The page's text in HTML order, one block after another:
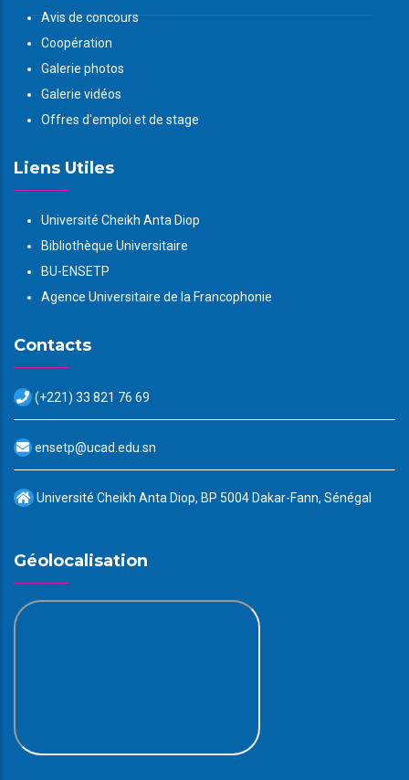
Avis de concours
Coopération
Galerie photos
Galerie vidéos
Offres d'emploi et de stage
Liens Utiles
Université Cheikh Anta Diop
Bibliothèque Universitaire
BU-ENSETP
Agence Universitaire de la Francophonie
Contacts
(+221) 33 821 76 69
ensetp@ucad.edu.sn
Université Cheikh Anta Diop, BP 5004 Dakar-Fann, Sénégal
Géolocalisation